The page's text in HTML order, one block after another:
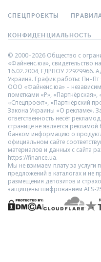
СПЕЦПРОЕКТЫ
КОНФИДЕНЦИАЛЬНОСТЬ
© 2000–2026 Общество с
«Файненс.юа», свидетельство
16.02.2004, ЕДРПОУ 22929966.
Украина. График работы: Пн–Пт
ООО «Файненс.юа» –
пометками «Р»,
«Спецпроект», «Партнёрский
Закона Украины «О рекламе».
ответственность несёт
странице не является
банком информацию о
официальном сайте
материалов и данных с сайта
https://finance.ua.
Мы не взимаем плату за
предложений в каталогах и не
размещения депозитов и
защищены шифрованием AES-